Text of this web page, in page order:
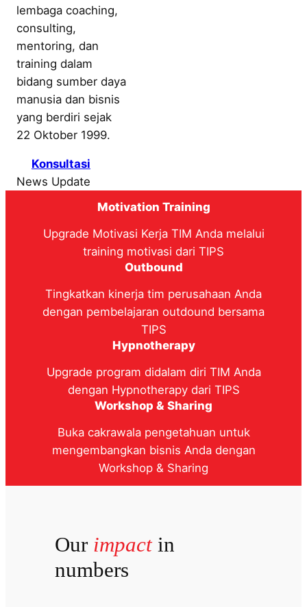
lembaga coaching,
consulting,
mentoring, dan
training dalam
bidang sumber daya
manusia dan bisnis
yang berdiri sejak
22 Oktober 1999.
Konsultasi
News Update
Motivation Training
Upgrade Motivasi Kerja TIM Anda melalui
training motivasi dari TIPS
Outbound
Tingkatkan kinerja tim perusahaan Anda
dengan pembelajaran outdound bersama
TIPS
Hypnotherapy
Upgrade program didalam diri TIM Anda
dengan Hypnotherapy dari TIPS
Workshop & Sharing
Buka cakrawala pengetahuan untuk
mengembangkan bisnis Anda dengan
Workshop & Sharing
Our impactin
numbers